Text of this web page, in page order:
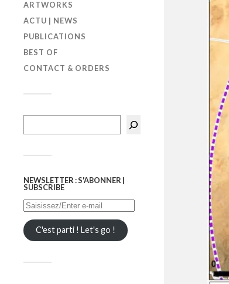
ARTWORKS
ACTU | NEWS
PUBLICATIONS
BEST OF
CONTACT & ORDERS
NEWSLETTER : S'ABONNER |
SUBSCRIBE
C'est parti ! Let's go !